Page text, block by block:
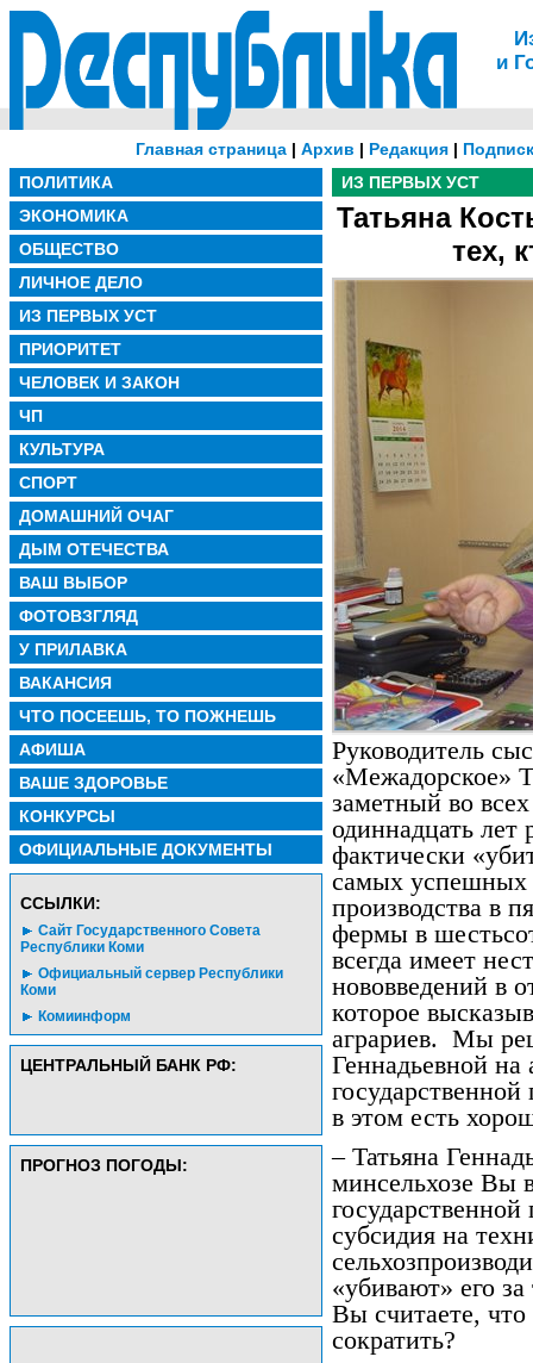
и
Главная страница| Архив | Редакция|
ПОЛИТИКА
ЭКОНОМИКА
ОБЩЕСТВО
ЛИЧНОЕ ДЕЛО
ИЗ ПЕРВЫХ УСТ
ПРИОРИТЕТ
ЧЕЛОВЕК И ЗАКОН
ЧП
КУЛЬТУРА
СПОРТ
ДОМАШНИЙ ОЧАГ
ДЫМ ОТЕЧЕСТВА
ВАШ ВЫБОР
ФОТОВЗГЛЯД
У ПРИЛАВКА
ВАКАНСИЯ
ЧТО ПОСЕЕШЬ, ТО ПОЖНЕШЬ
АФИША
ВАШЕ ЗДОРОВЬЕ
КОНКУРСЫ
ОФИЦИАЛЬНЫЕ ДОКУМЕНТЫ
CСЫЛКИ:
Сайт Государственного Совета
Республики Коми
Официальный сервер Республики
Коми
Комиинформ
ЦЕНТРАЛЬНЫЙ БАНК РФ:
ПРОГНОЗ ПОГОДЫ:
ИЗ ПЕРВЫХ УСТ
Татьяна
тех,
Руководитель
«Межадорское»
заметный во
одиннадцать лет
фактически
самых успешных
производства в
фермы в
всегда имеет
нововведений в
которое
аграриев. Мы
Геннадьевной
государственной
в этом есть
– Татьяна
минсельхозе Вы
субсидия на
«убивают» его
Вы считаете,
сократить?